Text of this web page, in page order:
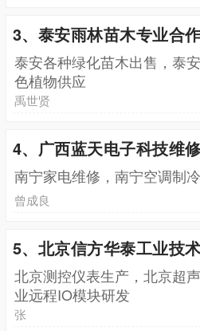
3、泰安雨林苗木专业合
泰安各种绿化苗木出售，泰
色植物供应
禹世贤
4、广西蓝天电子科技维
南宁家电维修，南宁空调制
曾成良
5、北京信方华泰工业技
北京测控仪表生产，北京超
业远程IO模块研发
张